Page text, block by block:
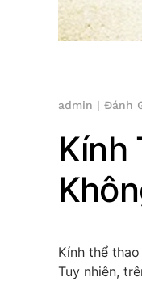
admin | Đánh
Kính
Kính thể
Tuy nhiên,